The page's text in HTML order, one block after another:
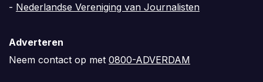
- Nederlandse Vereniging van Journalisten
Adverteren
Neem contact op met 0800-ADVERDAM